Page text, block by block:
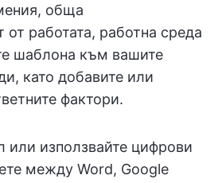
обща
от работата, работна среда
шаблона към вашите
като добавите или
фактори.
или използвайте цифрови
между Word, Google